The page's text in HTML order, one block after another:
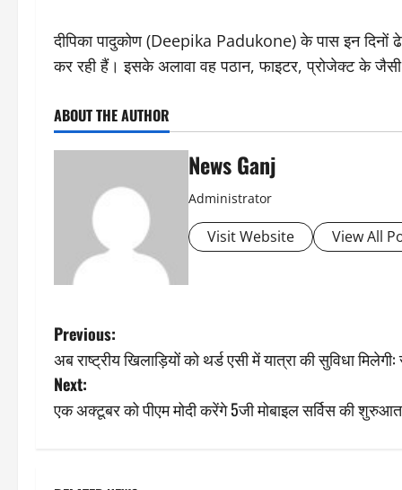
दीपिका पादुकोण (Deepika Padukone) के पास इन दिनों
कर रही हैं। इसके अलावा वह पठान, फाइटर, प्रोजेक्ट के जैसी
ABOUT THE AUTHOR
News Ganj
Administrator
Visit Website View All
P
o
s
Previous:
अब राष्ट्रीय खिलाड़ियों को थर्ड एसी में यात्रा की सुविधा मिलेगी:
Next:
एक अक्टूबर को पीएम मोदी करेंगे 5जी मोबाइल सर्विस की शुरुआत